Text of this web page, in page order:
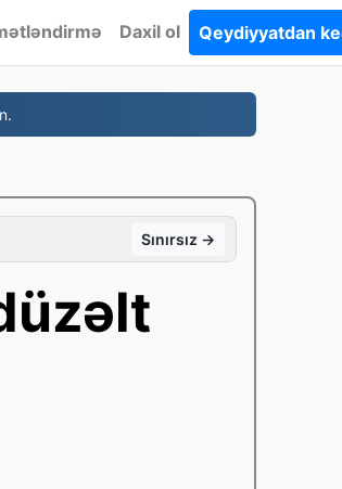
Daxil ol Qeydiyyatdan
Sınırsız →